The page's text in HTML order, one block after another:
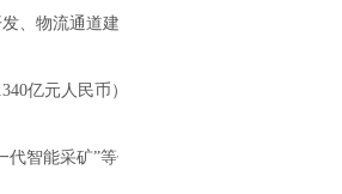
、物流通道建设等
亿元人民币）用
智能采矿”等领